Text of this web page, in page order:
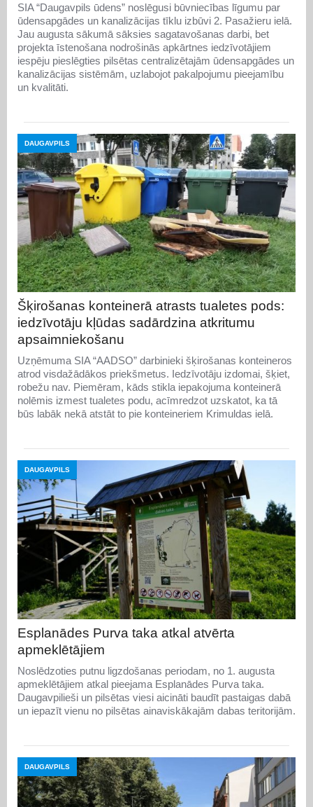
SIA “Daugavpils ūdens” noslēgusi būvniecības līgumu par
ūdensapgādes un kanalizācijas tīklu izbūvi 2. Pasažieru ielā.
Jau augusta sākumā sāksies sagatavošanas darbi, bet
projekta īstenošana nodrošinās apkārtnes iedzīvotājiem
iespēju pieslēgties pilsētas centralizētajām ūdensapgādes un
kanalizācijas sistēmām, uzlabojot pakalpojumu pieejamību
un kvalitāti.
DAUGAVPILS
Šķirošanas konteinerā atrasts tualetes pods:
iedzīvotāju kļūdas sadārdzina atkritumu
apsaimniekošanu
Uzņēmuma SIA “AADSO” darbinieki šķirošanas konteineros
atrod visdažādākos priekšmetus. Iedzīvotāju izdomai, šķiet,
robežu nav. Piemēram, kāds stikla iepakojuma konteinerā
nolēmis izmest tualetes podu, acīmredzot uzskatot, ka tā
būs labāk nekā atstāt to pie konteineriem Krimuldas ielā.
DAUGAVPILS
Esplanādes Purva taka atkal atvērta
apmeklētājiem
Noslēdzoties putnu ligzdošanas periodam, no 1. augusta
apmeklētājiem atkal pieejama Esplanādes Purva taka.
Daugavpilieši un pilsētas viesi aicināti baudīt pastaigas dabā
un iepazīt vienu no pilsētas ainaviskākajām dabas teritorijām.
DAUGAVPILS